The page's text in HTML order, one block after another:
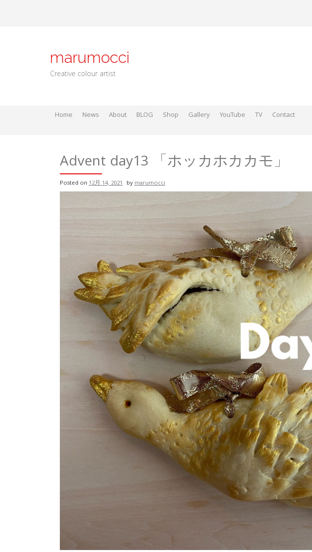
marumocci
Creative colour artist
Home News About BLOG Shop Gallery YouTube TV Contact
Advent day13 「ホッカホカカモ」
Posted on 12月 14, 2021 bymarumocci